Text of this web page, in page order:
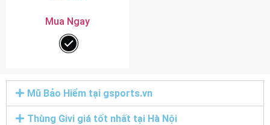
Mua Ngay
Mũ Bảo Hiểm tại gsports.vn
Thùng Givi giá tốt nhất tại Hà Nội